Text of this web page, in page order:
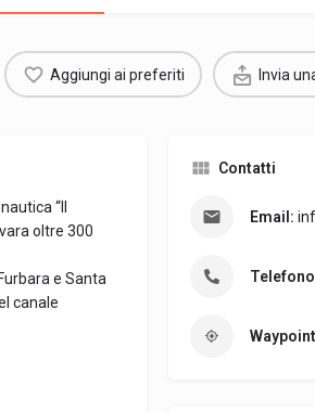
Aggiungi ai preferiti Invia
“Il
oltre 300
e Santa
canale
Contatti
Email: